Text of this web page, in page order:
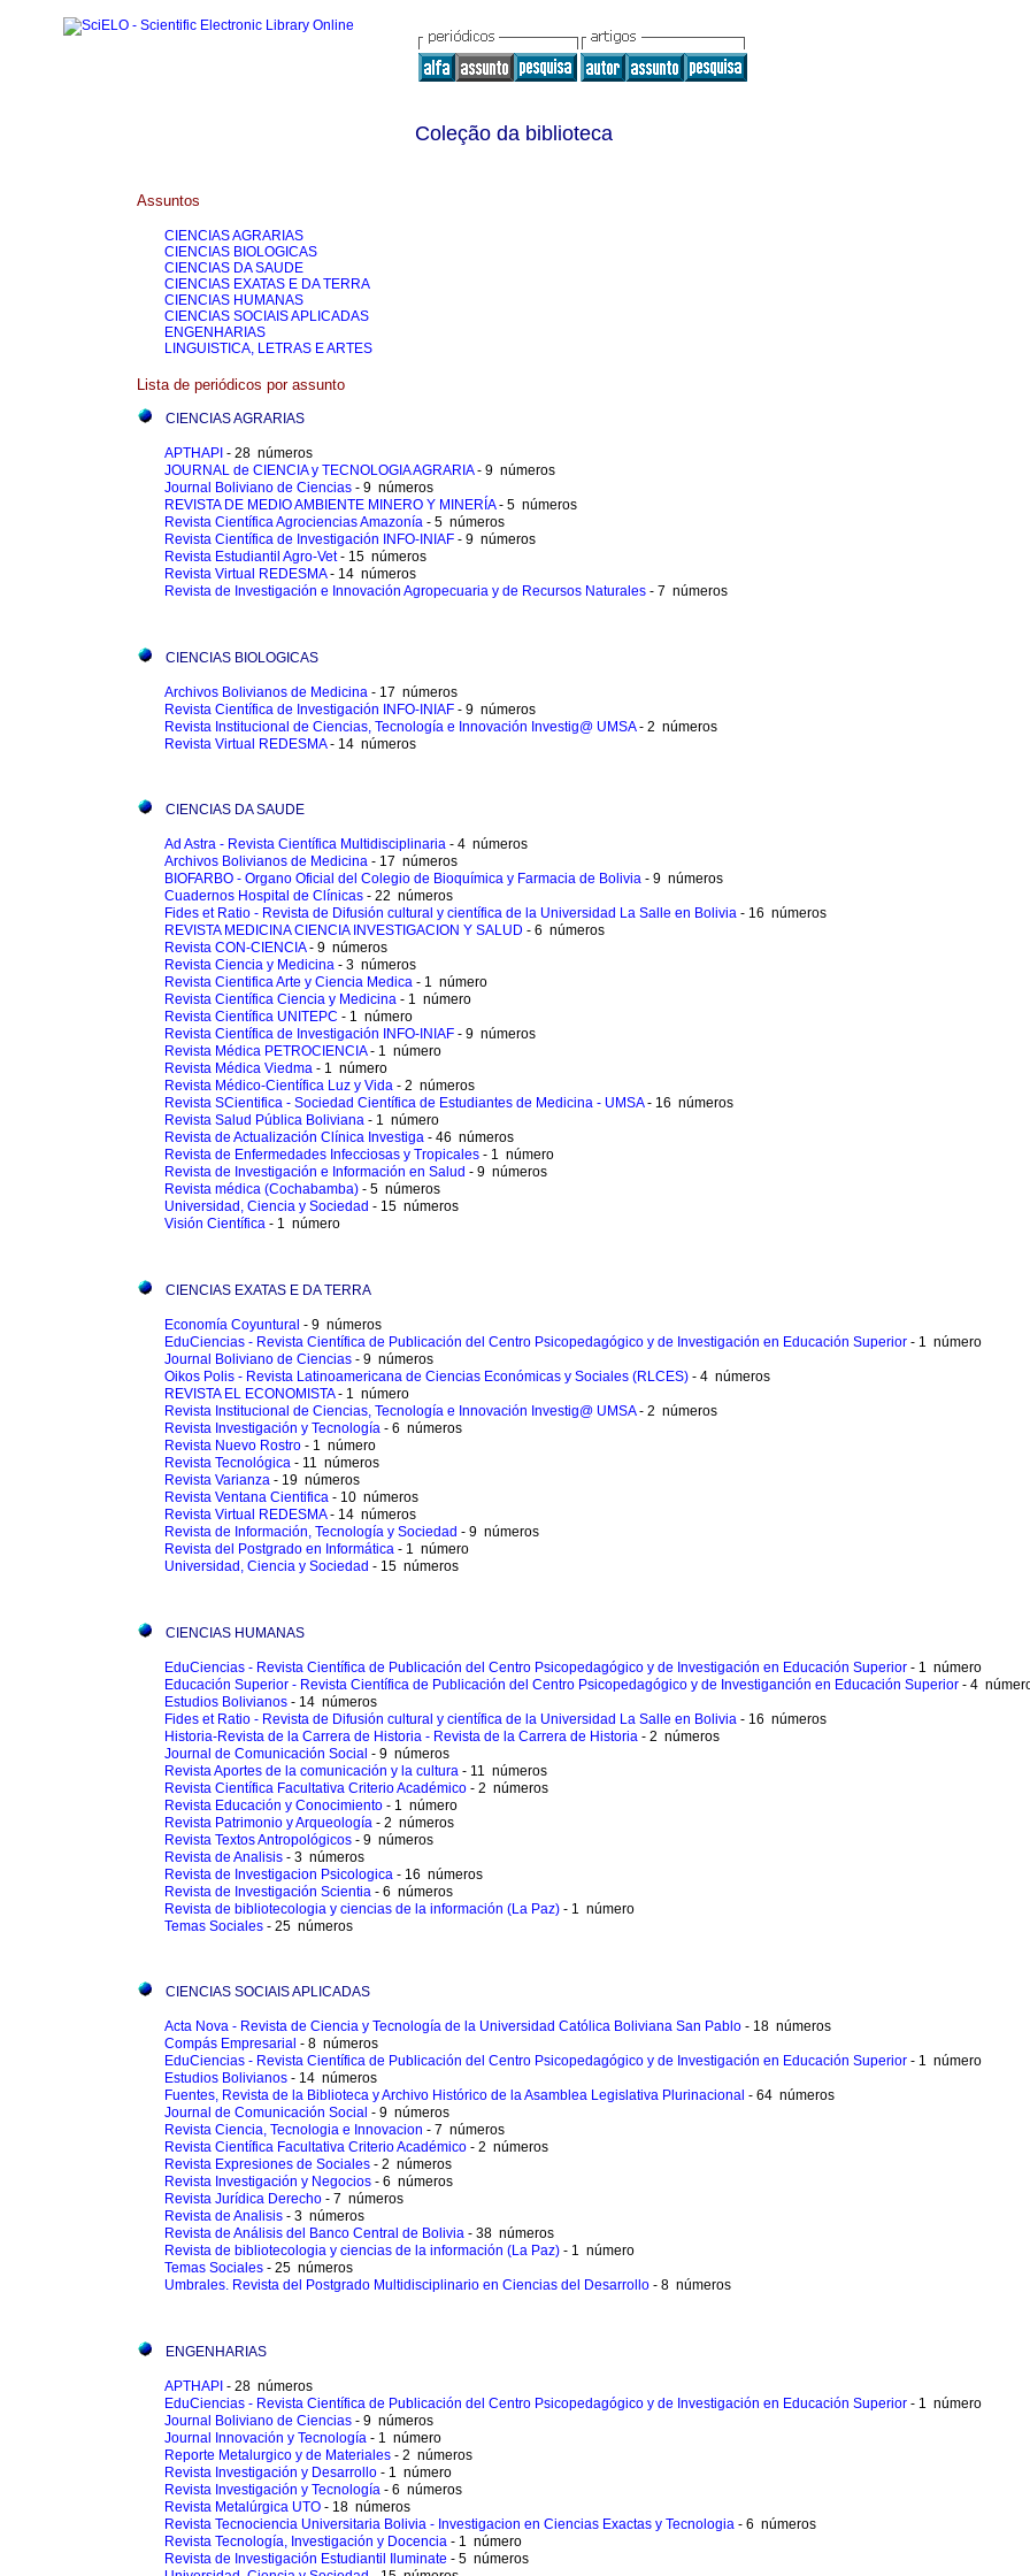
Coleção da biblioteca
Assuntos
CIENCIAS AGRARIAS
CIENCIAS BIOLOGICAS
CIENCIAS DA SAUDE
CIENCIAS EXATAS E DA TERRA
CIENCIAS HUMANAS
CIENCIAS SOCIAIS APLICADAS
ENGENHARIAS
LINGUISTICA, LETRAS E ARTES
Lista de periódicos por assunto
CIENCIAS AGRARIAS
APTHAPI - 28 números
JOURNAL de CIENCIA y TECNOLOGIA AGRARIA- 9 números
Journal Boliviano de Ciencias - 9 números
REVISTA DE MEDIO AMBIENTE MINERO Y MINERÍA- 5 números
Revista Científica Agrociencias Amazonía - 5 números
Revista Científica de Investigación INFO-INIAF - 9 números
Revista Estudiantil Agro-Vet- 15 números
Revista Virtual REDESMA- 14 números
Revista de Investigación e Innovación Agropecuaria y de Recursos Naturales - 7 números
CIENCIAS BIOLOGICAS
Archivos Bolivianos de Medicina - 17 números
Revista Científica de Investigación INFO-INIAF - 9 números
Revista Institucional de Ciencias, Tecnología e Innovación Investig@ UMSA- 2 números
Revista Virtual REDESMA- 14 números
CIENCIAS DA SAUDE
Ad Astra - Revista Científica Multidisciplinaria - 4 números
Archivos Bolivianos de Medicina - 17 números
BIOFARBO - Organo Oficial del Colegio de Bioquímica y Farmacia de Bolivia - 9 números
Cuadernos Hospital de Clínicas - 22 números
Fides et Ratio - Revista de Difusión cultural y científica de la Universidad La Salle en Bolivia - 16 números
REVISTA MEDICINA CIENCIA INVESTIGACION Y SALUD - 6 números
Revista CON-CIENCIA- 9 números
Revista Ciencia y Medicina - 3 números
Revista Cientifica Arte y Ciencia Medica - 1 número
Revista Científica Ciencia y Medicina - 1 número
Revista Científica UNITEPC - 1 número
Revista Científica de Investigación INFO-INIAF - 9 números
Revista Médica PETROCIENCIA- 1 número
Revista Médica Viedma - 1 número
Revista Médico-Científica Luz y Vida - 2 números
Revista SCientifica - Sociedad Científica de Estudiantes de Medicina - UMSA- 16 números
Revista Salud Pública Boliviana - 1 número
Revista de Actualización Clínica Investiga - 46 números
Revista de Enfermedades Infecciosas y Tropicales - 1 número
Revista de Investigación e Información en Salud - 9 números
Revista médica (Cochabamba) - 5 números
Universidad, Ciencia y Sociedad - 15 números
Visión Científica - 1 número
CIENCIAS EXATAS E DA TERRA
Economía Coyuntural - 9 números
EduCiencias - Revista Científica de Publicación del Centro Psicopedagógico y de Investigación en Educación Superior - 1 número
Journal Boliviano de Ciencias - 9 números
Oikos Polis - Revista Latinoamericana de Ciencias Económicas y Sociales (RLCES) - 4 números
REVISTA EL ECONOMISTA- 1 número
Revista Institucional de Ciencias, Tecnología e Innovación Investig@ UMSA- 2 números
Revista Investigación y Tecnología - 6 números
Revista Nuevo Rostro - 1 número
Revista Tecnológica - 11 números
Revista Varianza - 19 números
Revista Ventana Cientifica - 10 números
Revista Virtual REDESMA- 14 números
Revista de Información, Tecnología y Sociedad - 9 números
Revista del Postgrado en Informática - 1 número
Universidad, Ciencia y Sociedad - 15 números
CIENCIAS HUMANAS
EduCiencias - Revista Científica de Publicación del Centro Psicopedagógico y de Investigación en Educación Superior - 1 número
Educación Superior - Revista Científica de Publicación del Centro Psicopedagógico y de Investiganción en Educación Superior - 4
Estudios Bolivianos - 14 números
Fides et Ratio - Revista de Difusión cultural y científica de la Universidad La Salle en Bolivia - 16 números
Historia-Revista de la Carrera de Historia - Revista de la Carrera de Historia - 2 números
Journal de Comunicación Social - 9 números
Revista Aportes de la comunicación y la cultura - 11 números
Revista Científica Facultativa Criterio Académico - 2 números
Revista Educación y Conocimiento - 1 número
Revista Patrimonio y Arqueología - 2 números
Revista Textos Antropológicos - 9 números
Revista de Analisis - 3 números
Revista de Investigacion Psicologica - 16 números
Revista de Investigación Scientia - 6 números
Revista de bibliotecologia y ciencias de la información (La Paz) - 1 número
Temas Sociales - 25 números
CIENCIAS SOCIAIS APLICADAS
Acta Nova - Revista de Ciencia y Tecnología de la Universidad Católica Boliviana San Pablo - 18 números
Compás Empresarial - 8 números
EduCiencias - Revista Científica de Publicación del Centro Psicopedagógico y de Investigación en Educación Superior - 1 número
Estudios Bolivianos - 14 números
Fuentes, Revista de la Biblioteca y Archivo Histórico de la Asamblea Legislativa Plurinacional - 64 números
Journal de Comunicación Social - 9 números
Revista Ciencia, Tecnologia e Innovacion - 7 números
Revista Científica Facultativa Criterio Académico - 2 números
Revista Expresiones de Sociales - 2 números
Revista Investigación y Negocios - 6 números
Revista Jurídica Derecho - 7 números
Revista de Analisis - 3 números
Revista de Análisis del Banco Central de Bolivia - 38 números
Revista de bibliotecologia y ciencias de la información (La Paz) - 1 número
Temas Sociales - 25 números
Umbrales. Revista del Postgrado Multidisciplinario en Ciencias del Desarrollo - 8 números
ENGENHARIAS
APTHAPI - 28 números
EduCiencias - Revista Científica de Publicación del Centro Psicopedagógico y de Investigación en Educación Superior - 1 número
Journal Boliviano de Ciencias - 9 números
Journal Innovación y Tecnología - 1 número
Reporte Metalurgico y de Materiales - 2 números
Revista Investigación y Desarrollo - 1 número
Revista Investigación y Tecnología - 6 números
Revista Metalúrgica UTO - 18 números
Revista Tecnociencia Universitaria Bolivia - Investigacion en Ciencias Exactas y Tecnologia - 6 números
Revista Tecnología, Investigación y Docencia - 1 número
Revista de Investigación Estudiantil Iluminate - 5 números